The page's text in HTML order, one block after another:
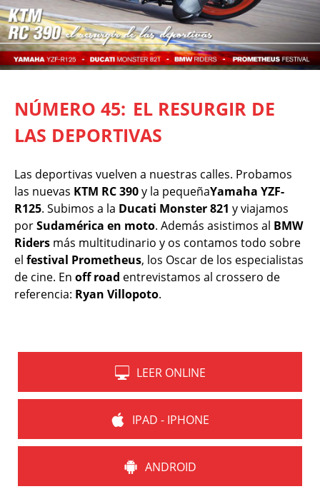
NÚMERO 45: EL RESURGIR DE
LAS DEPORTIVAS
Las deportivas vuelven a nuestras calles. Probamos
las nuevas KTM RC 390y la pequeñaYamaha YZF-
R125. Subimos a la Ducati Monster 821 y viajamos
porSudamérica en moto. Además asistimos al BMW
Riders más multitudinario y os contamos todo sobre
el festival Prometheus, los Oscar de los especialistas
de cine. En off road entrevistamos al crossero de
referencia: Ryan Villopoto.
LEER ONLINE
IPAD - IPHONE
ANDROID